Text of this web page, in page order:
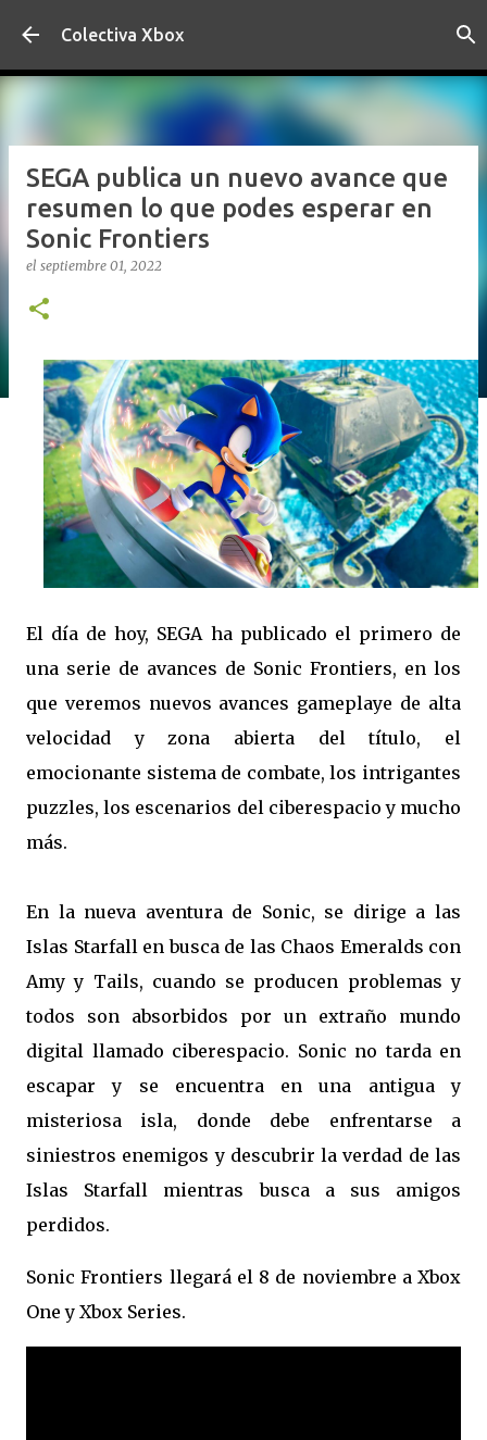
Ir al contenido principal
Colectiva Xbox
SEGA publica un nuevo avance que
resumen lo que podes esperar en
Sonic Frontiers
el septiembre 01, 2022
El día de hoy, SEGA ha publicado el primero de
una serie de avances de Sonic Frontiers, en los
que veremos nuevos avances gameplaye de alta
velocidad y zona abierta del título, el
emocionante sistema de combate, los intrigantes
puzzles, los escenarios del ciberespacio y mucho
más.
En la nueva aventura de Sonic, se dirige a las
Islas Starfall en busca de las Chaos Emeralds con
Amy y Tails, cuando se producen problemas y
todos son absorbidos por un extraño mundo
digital llamado ciberespacio. Sonic no tarda en
escapar y se encuentra en una antigua y
misteriosa isla, donde debe enfrentarse a
siniestros enemigos y descubrir la verdad de las
Islas Starfall mientras busca a sus amigos
perdidos.
Sonic Frontiers llegará el 8 de noviembre a Xbox
One y Xbox Series.